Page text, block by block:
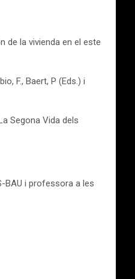
de la vivienda en el este
F., Baert, P (Eds.) i
Segona Vida dels
BAU i professora a les